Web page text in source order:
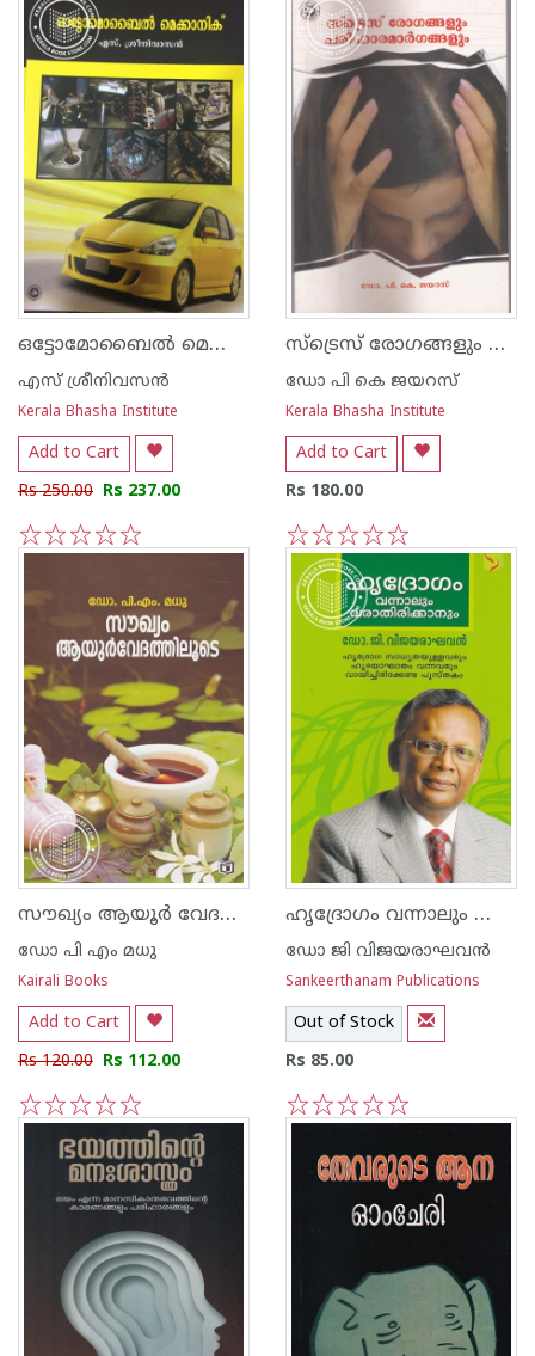
ഒട്ടോമോബൈല്‍ മെക്കാനിക്
എസ് ശ്രീനിവസന്‍
Kerala Bhasha Institute
Add to Cart
Rs 250.00 Rs 237.00
5
4
3
2
1
സ്ട്രെസ് രോഗങ്ങളും പരിഹാര മാര്‍ഗങ്ങളും
ഡോ പി കെ ജയറസ്
Kerala Bhasha Institute
Add to Cart
Rs 180.00
5
4
3
2
1
സൗഖ്യം ആയൂര്‍ വേദത്തിലൂടെ
ഡോ പി എം മധു
Kairali Books
Add to Cart
Rs 120.00 Rs 112.00
5
4
3
2
1
ഹൃദ്രോഗം വന്നാലും വാരാതിരിക്കാനും
ഡോ ജി വിജയരാഘവന്‍
Sankeerthanam Publications
Out of Stock
Rs 85.00
5
4
3
2
1